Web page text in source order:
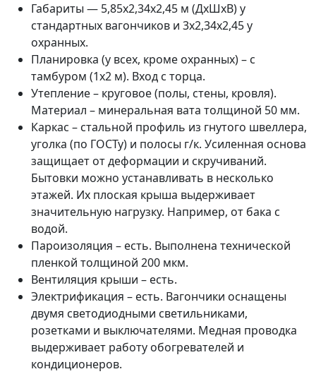
Габариты — 5,85х2,34х2,45 м (ДхШхВ) у
стандартных вагончиков и 3х2,34х2,45 у
охранных.
Планировка (у всех, кроме охранных) – с
тамбуром (1х2 м). Вход с торца.
Утепление – круговое (полы, стены, кровля).
Материал – минеральная вата толщиной 50 мм.
Каркас – стальной профиль из гнутого швеллера,
уголка (по ГОСТу) и полосы г/к. Усиленная основа
защищает от деформации и скручиваний.
Бытовки можно устанавливать в несколько
этажей. Их плоская крыша выдерживает
значительную нагрузку. Например, от бака с
водой.
Пароизоляция – есть. Выполнена технической
пленкой толщиной 200 мкм.
Вентиляция крыши – есть.
Электрификация – есть. Вагончики оснащены
двумя светодиодными светильниками,
розетками и выключателями. Медная проводка
выдерживает работу обогревателей и
кондиционеров.